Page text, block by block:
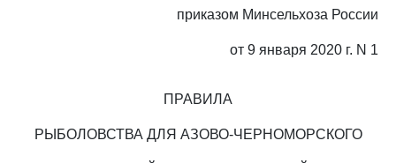
приказом Минсельхоза России
от 9 января 2020 г. N 1
ПРАВИЛА
РЫБОЛОВСТВА ДЛЯ АЗОВО-ЧЕРНОМОРСКОГО